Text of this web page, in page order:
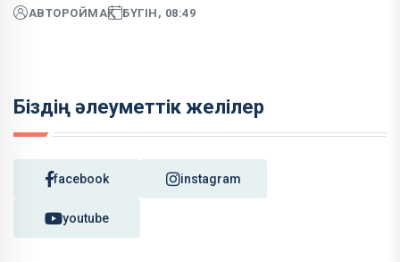
АВТОРОЙМАҚ БҮГІН, 08:49
Біздің әлеуметтік желілер
facebook instagram
youtube